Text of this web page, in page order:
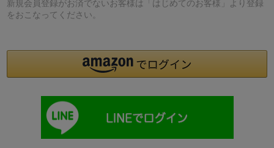
新規会員登録がお済でないお客様は「はじめてのお客様」より登録
をおこなってください。